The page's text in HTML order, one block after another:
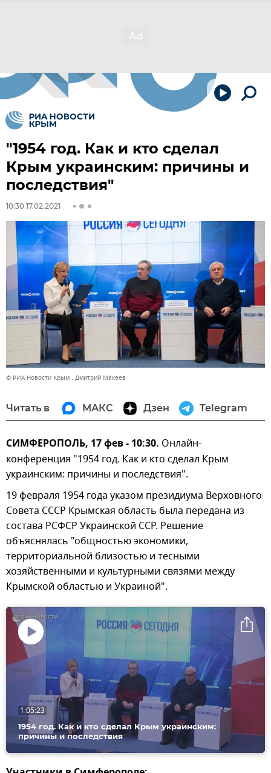
"1954 год. Как и кто сделал
Крым украинским: причины и
последствия"
10:30 17.02.2021
© РИА Новости Крым . Дмитрий Макеев
Читать в МАКС Дзен Telegram
СИМФЕРОПОЛЬ, 17 фев - 10:30. Онлайн-
конференция "1954 год. Как и кто сделал Крым
украинским: причины и последствия".
19 февраля 1954 года указом президиума Верховного
Совета СССР Крымская область была передана из
состава РСФСР Украинской ССР. Решение
объяснялась "общностью экономики,
территориальной близостью и тесными
хозяйственными и культурными связями между
Крымской областью и Украиной".
Воспроизвести
1954 год. Как и кто сделал Крым украинским:
причины и последствия
1:05:23